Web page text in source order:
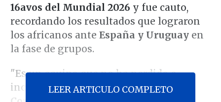
16avos del Mundial 2026 y fue cauto,
recordando los resultados que lograron
los africanos ante España y Uruguayen
la fase de grupos.
"Es un equipo que no ha perdido e
incluso contra Arabia mereció ganar.
LEER ARTICULO COMPLETO